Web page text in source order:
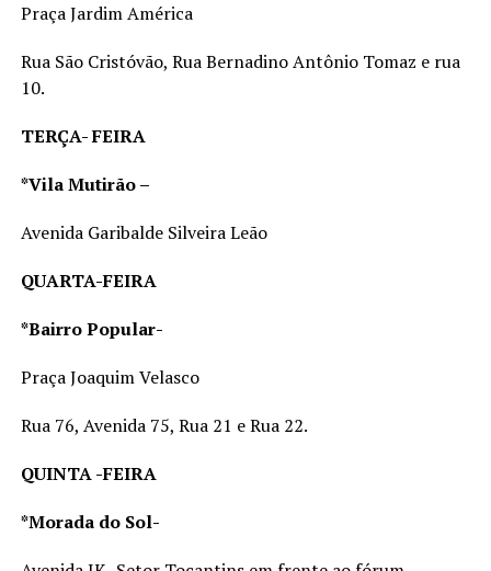
Praça Jardim América
Rua São Cristóvão, Rua Bernadino Antônio Tomaz e rua
10.
TERÇA- FEIRA
*Vila Mutirão –
Avenida Garibalde Silveira Leão
QUARTA-FEIRA
*Bairro Popular-
Praça Joaquim Velasco
Rua 76, Avenida 75, Rua 21 e Rua 22.
QUINTA -FEIRA
*Morada do Sol-